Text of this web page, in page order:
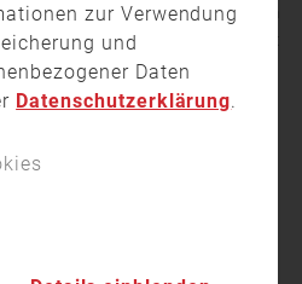
liegt ersten Schätzungen
Bereich. Die Polizei ermittelt
zur Verwendung
und
Daten
Datenschutzerklärung.